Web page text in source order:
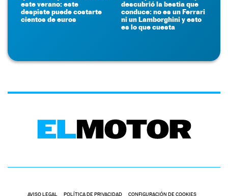
este verano: este
despiste puede costarte
cientos de euros
descubrió la bestia que
conduce: no es un Ferrari
ni un Lamborghini y esto
es lo que cuesta
AVISO LEGAL POLÍTICA DE PRIVACIDAD CONFIGURACIÓN DE COOKIES